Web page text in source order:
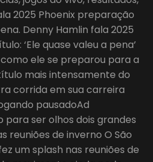
2025 Phoenix preparação
Denny Hamlin fala 2025
‘Ele quase valeu a pena’
ele se preparou para a
mais intensamente do
corrida em sua carreira
pausadoAd
para ser olhos dois grandes
reuniões de inverno O São
um splash nas reuniões de